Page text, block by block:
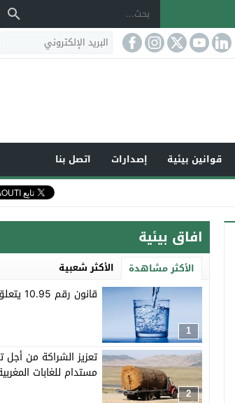
قوانين بيئية إصدارات
اتصل بنا
افاق بيئية
الأكثر مشاهدة الأكثر شعبية
1
قانون رقم 10.95 يتعلق بالماء
2
تعزيز الشراكة من أجل
مستدام للغابات